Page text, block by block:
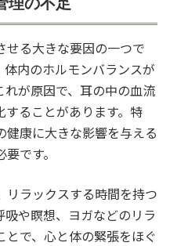
せる大きな要因の一つで
内のホルモンバランスが
が原因で、耳の中の血流
ることがあります。特
健康に大きな影響を与える
です。
リラックスする時間を持つ
や瞑想、ヨガなどのリラ
で、心と体の緊張をほぐ